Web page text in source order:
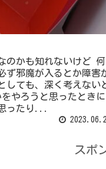
のかも知れないけど 何
ず邪魔が入るとか障害
しても、深く考えない
やろうと思ったときに
ったり...
スポ